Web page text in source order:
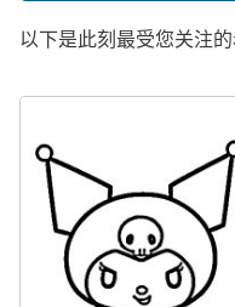
以下是此刻最受您关注